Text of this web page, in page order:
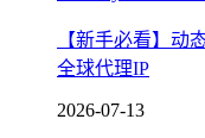
【新手必看】
全球代理IP
2026-07-13